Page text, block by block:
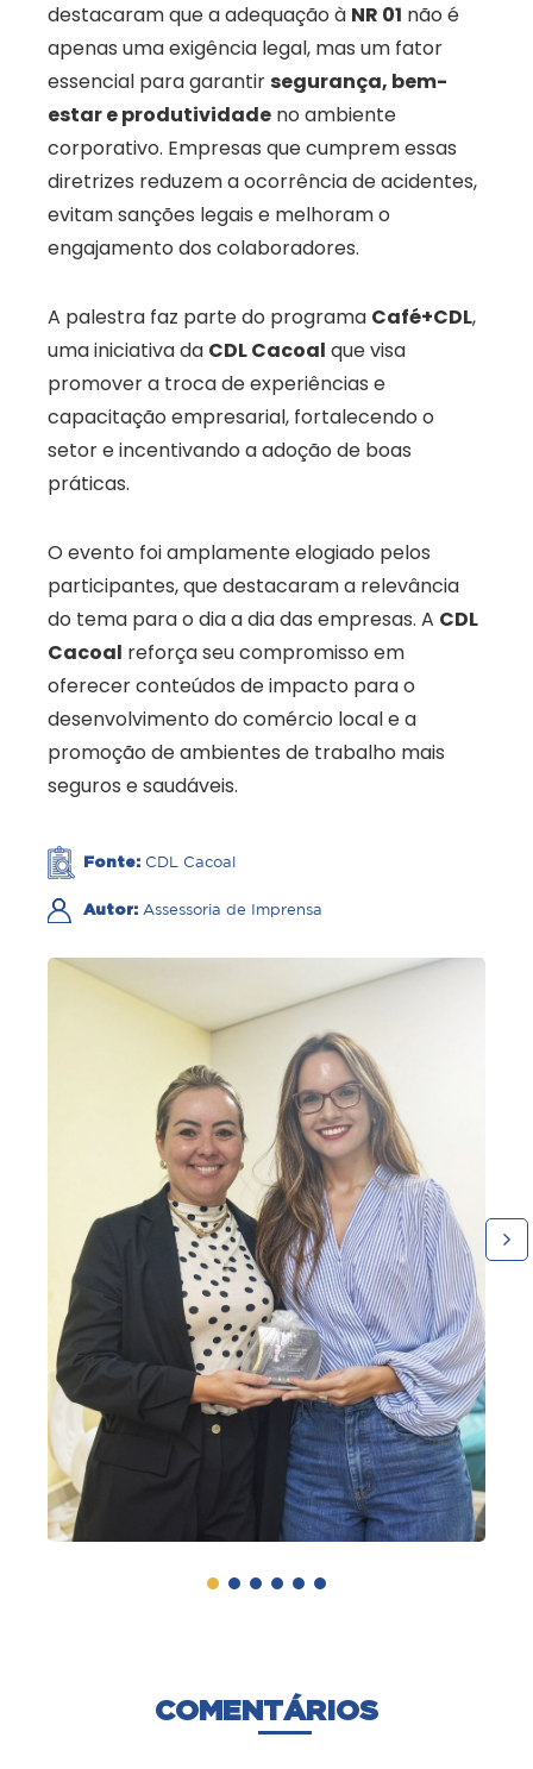
destacaram que a adequação à NR 01 não é
apenas uma exigência legal, mas um fator
essencial para garantirsegurança, bem-
estar e produtividade no ambiente
corporativo. Empresas que cumprem essas
diretrizes reduzem a ocorrência de acidentes,
evitam sanções legais e melhoram o
engajamento dos colaboradores.
A palestra faz parte do programa Café+CDL,
uma iniciativa da CDL Cacoal que visa
promover a troca de experiências e
capacitação empresarial, fortalecendo o
setor e incentivando a adoção de boas
práticas.
O evento foi amplamente elogiado pelos
participantes, que destacaram a relevância
do tema para o dia a dia das empresas. A CDL
Cacoal reforça seu compromisso em
oferecer conteúdos de impacto para o
desenvolvimento do comércio local e a
promoção de ambientes de trabalho mais
seguros e saudáveis.
Fonte: CDL Cacoal
Autor: Assessoria de Imprensa
COMENTÁRIOS